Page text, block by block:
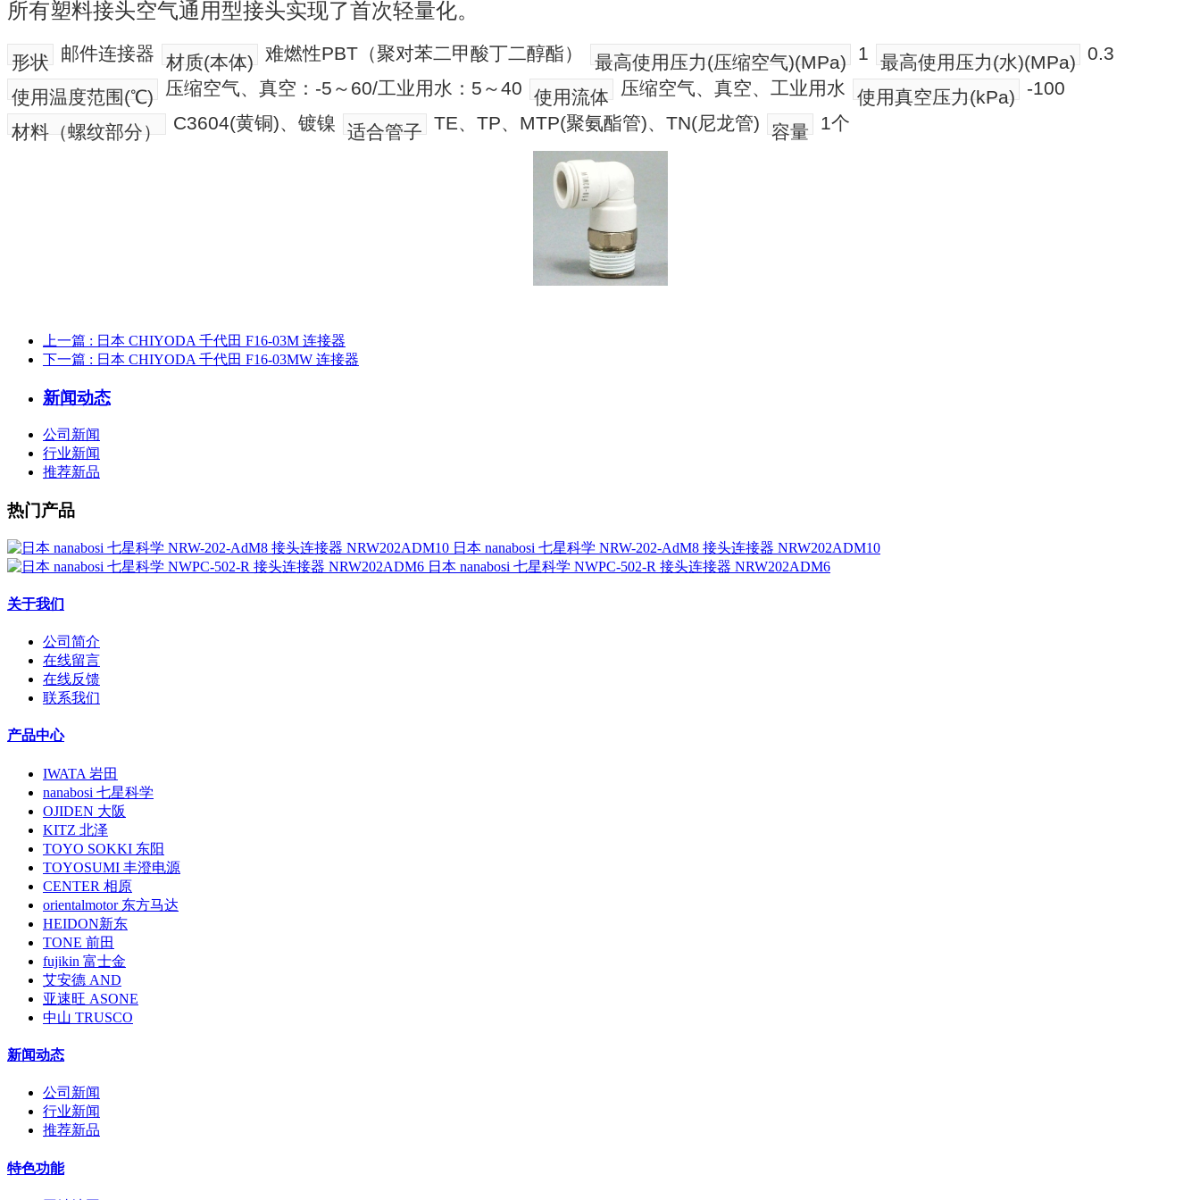
所有塑料接头空气通用型接头实现了首次轻量化。
形状 邮件连接器 材质(本体) 难燃性PBT（聚对苯二甲酸丁二醇酯） 最高使用压力(压缩空气)(MPa) 1 最高使用压力(水)(MPa) 0.3
使用温度范围(℃) 压缩空气、真空：-5～60/工业用水：5～40 使用流体 压缩空气、真空、工业用水 使用真空压力(kPa) -100
材料（螺纹部分） C3604(黄铜)、镀镍 适合管子 TE、TP、MTP(聚氨酯管)、TN(尼龙管) 容量 1个
上一篇 : 日本 CHIYODA 千代田 F16-03M 连接器
下一篇 : 日本 CHIYODA 千代田 F16-03MW 连接器
新闻动态
公司新闻
行业新闻
推荐新品
热门产品
日本 nanabosi 七星科学 NRW-202-AdM8 接头连接器 NRW202ADM10
日本 nanabosi 七星科学 NWPC-502-R 接头连接器 NRW202ADM6
关于我们
公司简介
在线留言
在线反馈
联系我们
产品中心
IWATA 岩田
nanabosi 七星科学
OJIDEN 大阪
KITZ 北泽
TOYO SOKKI 东阳
TOYOSUMI 丰澄电源
CENTER 相原
orientalmotor 东方马达
HEIDON新东
TONE 前田
fujikin 富士金
艾安德 AND
亚速旺 ASONE
中山 TRUSCO
新闻动态
公司新闻
行业新闻
推荐新品
特色功能